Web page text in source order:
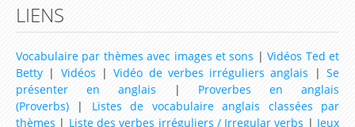
LIENS
Vocabulaire par thèmes avec images et sons |Vidéos Ted et
Betty | Vidéos |Vidéo de verbes irréguliers anglais |Se
présenter en anglais | Proverbes en anglais
(Proverbs) | Listes de vocabulaire anglais classées par
thèmes | Liste des verbes irréguliers / Irregular verbs | Jeux